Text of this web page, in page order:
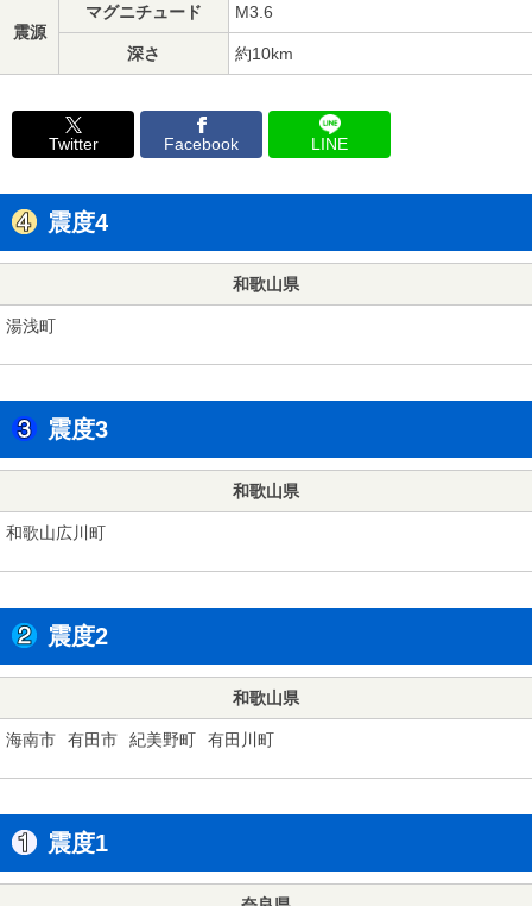
震源
マグニチュード M3.6
深さ 約10km
Twitter Facebook LINE
震度4
和歌山県
湯浅町
震度3
和歌山県
和歌山広川町
震度2
和歌山県
海南市 有田市 紀美野町 有田川町
震度1